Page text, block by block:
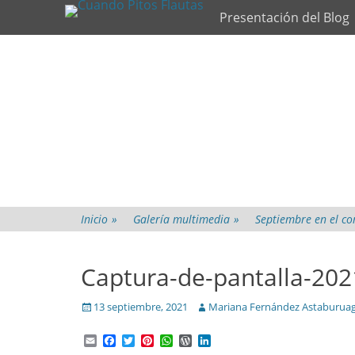
Skip
Primary MenuPresentación del Blog
Inicio » Galería multimedia » Septiembre en el
Captura-de-pantalla-
Posted
13 septiembre, 2021 Author
Mariana Fernández
EmailFacebook
TwitterPinterest
WhatsApp
WordPress